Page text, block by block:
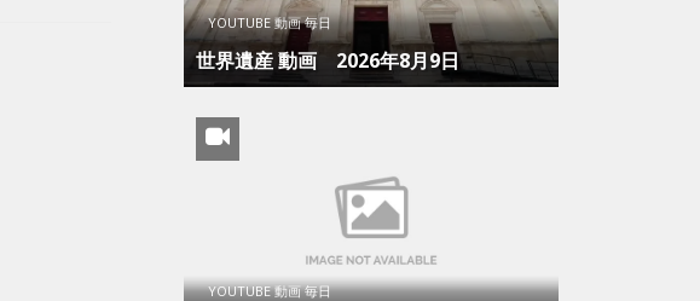
YOUTUBE 動画 毎日
世界遺産 動画 2026年8月9日
YOUTUBE 動画 毎日